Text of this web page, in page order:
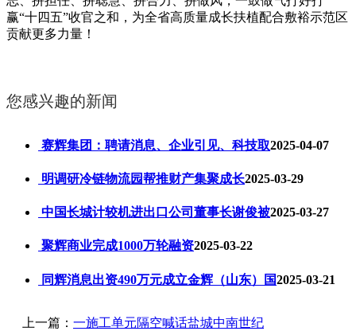
您感兴趣的新闻
赛辉集团：聘请消息、企业引见、科技取2025-04-07
明调研冷链物流园帮推财产集聚成长2025-03-29
中国长城计较机进出口公司董事长谢俊被2025-03-27
聚辉商业完成1000万轮融资2025-03-22
同辉消息出资490万元成立金辉（山东）国2025-03-21
上一篇： 一施工单元隔空喊话盐城中南世纪